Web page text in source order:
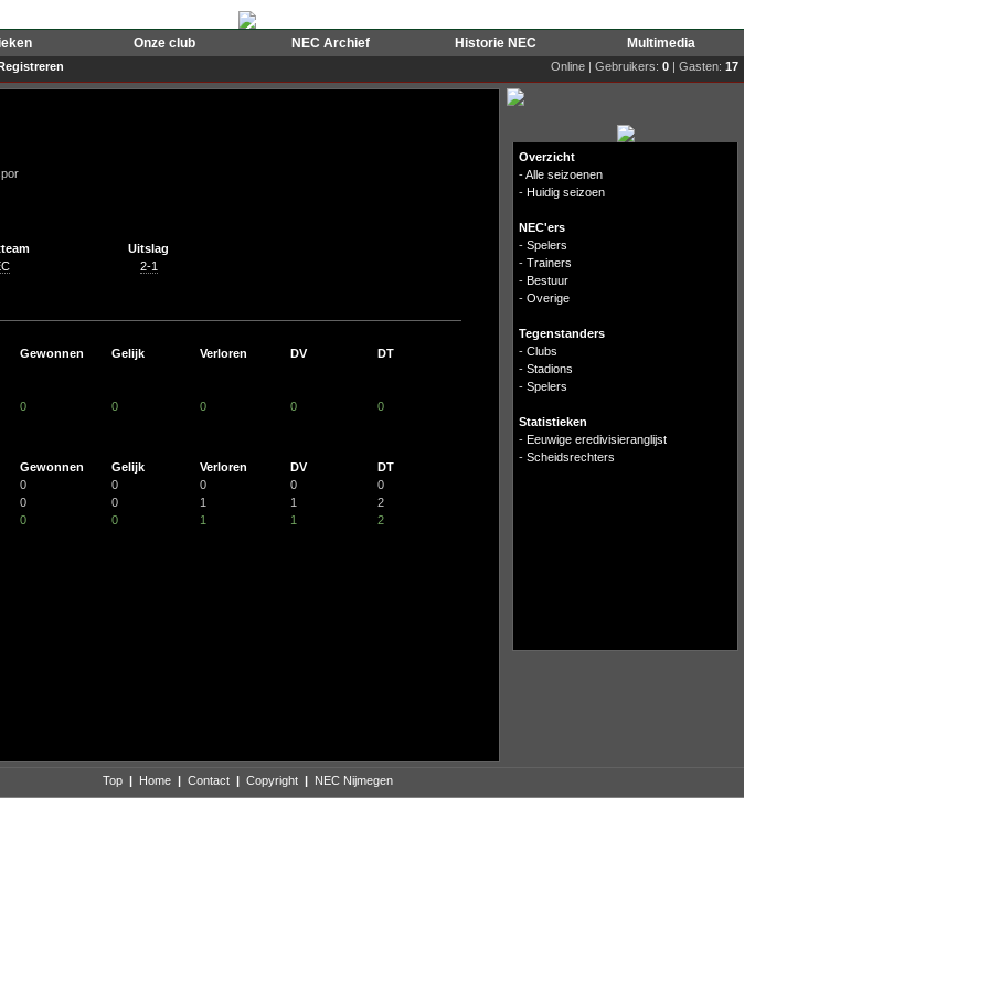
Onze club NEC Archief Historie NEC Multimedia
Online | Gebruikers: 0 | Gasten: 17
Uitslag
2-1
Gewonnen Gelijk Verloren DV
DT
0 0 0 0 0
Gewonnen Gelijk Verloren DV
DT
0 0 0 0
0
0 0 1 1
2
0 0 1 1 2
Overzicht
-Alle seizoenen
- Huidig seizoen
NEC'ers
- Spelers
- Trainers
- Bestuur
- Overige
Tegenstanders
- Clubs
- Stadions
- Spelers
Statistieken
- Eeuwige eredivisieranglijst
- Scheidsrechters
Top | Home | Contact | Copyright | NEC Nijmegen